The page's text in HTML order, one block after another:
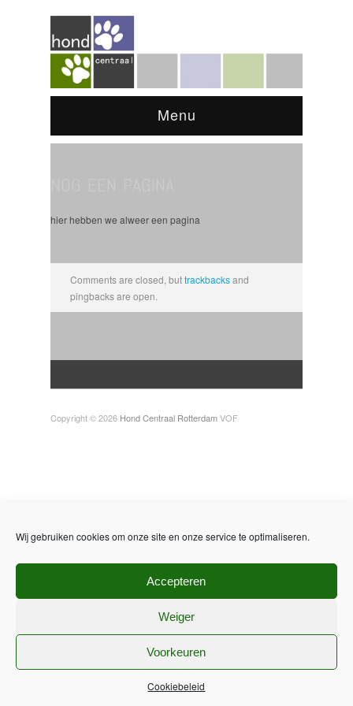
Wij gebruiken cookies om onze site en onze service te optimaliseren.
Accepteren
Weiger
Voorkeuren
Cookiebeleid
Menu
hier hebben we alweer een pagina
Comments are closed, buttrackbacksand
pingbacks are open.
Copyright © 2026 Hond Centraal RotterdamVOF